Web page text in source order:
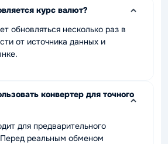
курс валют?
обновляться несколько раз в
от источника данных и
конвертер для точного
для предварительного
реальным обменом